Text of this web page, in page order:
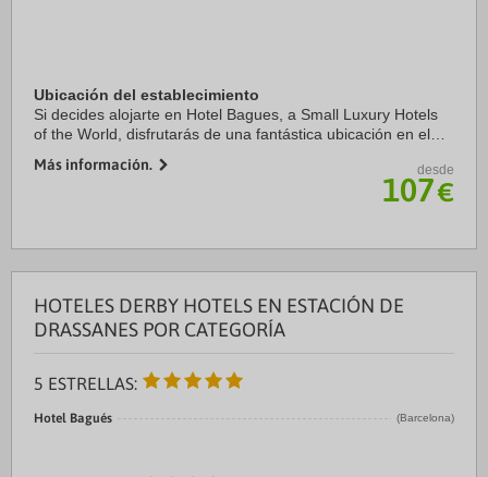
Ubicación del establecimiento
Si decides alojarte en Hotel Bagues, a Small Luxury Hotels
of the World, disfrutarás de una fantástica ubicación en el
min a pie de Catedral de ...
Más información. desde
107€
HOTELES DERBY HOTELS EN ESTACIÓN DE
DRASSANES POR CATEGORÍA
5 ESTRELLAS:
Hotel Bagués (Barcelona)